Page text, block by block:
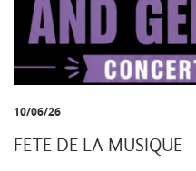
10/06/26
FETE DE LA MUSIQUE